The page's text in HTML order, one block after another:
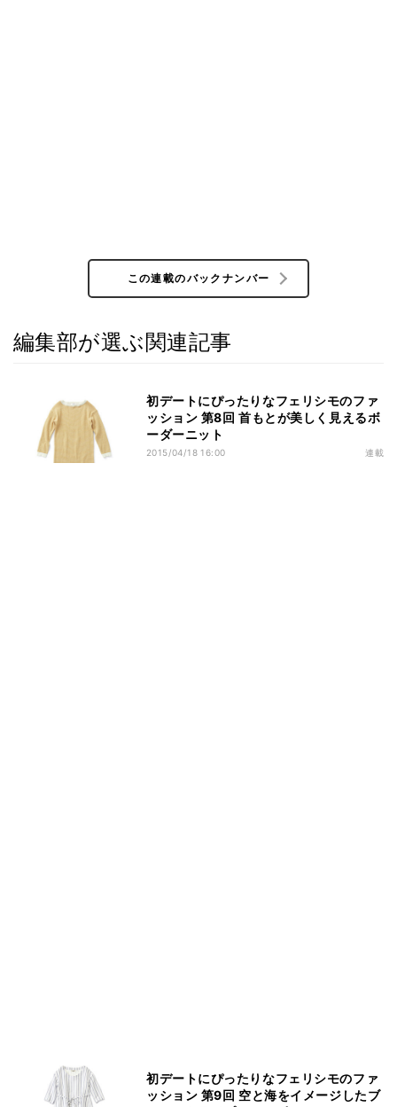
この連載のバックナンバー
編集部が選ぶ関連記事
初デートにぴったりなフェリシモのファ
ッション 第8回 首もとが美しく見えるボ
ーダーニット
2015/04/18 16:00 連載
初デートにぴったりなフェリシモのファ
ッション 第9回 空と海をイメージしたブ